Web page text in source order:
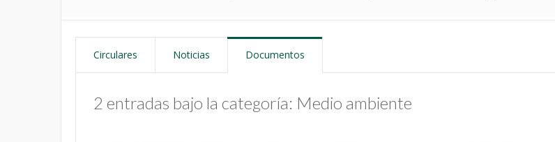
Circulares Noticias Documentos
2 entradas bajo la categoría: Medio ambiente